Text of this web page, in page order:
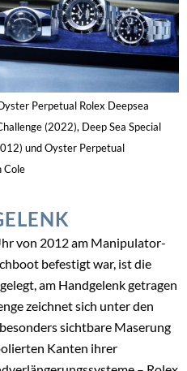
Perpetual Rolex Deepsea
(2022), Deep Sea Special
und Oyster Perpetual
Cole
von 2012 am Manipulator-
befestigt war, ist die
am Handgelenk getragen
zeichnet sich unter den
sichtbare Maserung
Kanten ihrer